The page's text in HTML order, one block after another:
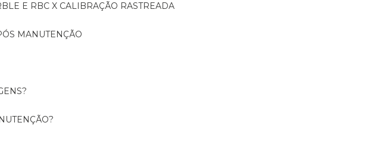
E RBC X CALIBRAÇÃO RASTREADA
MANUTENÇÃO